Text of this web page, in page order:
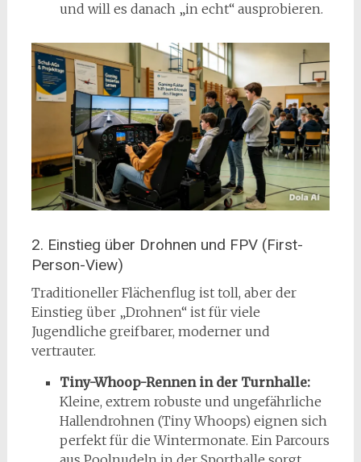
und will es danach „in echt“ ausprobieren.
2. Einstieg über Drohnen und FPV (First-
Person-View)
Traditioneller Flächenflug ist toll, aber der
Einstieg über „Drohnen“ ist für viele
Jugendliche greifbarer, moderner und
vertrauter.
Tiny-Whoop-Rennen in der Turnhalle:
Kleine, extrem robuste und ungefährliche
Hallendrohnen (Tiny Whoops) eignen sich
perfekt für die Wintermonate. Ein Parcours